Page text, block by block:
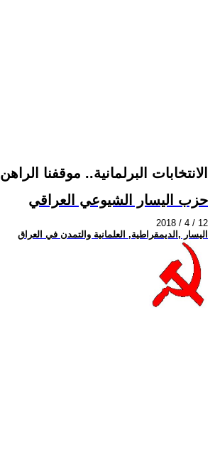
الانتخابات البرلمانية.. موقفنا الراهن
حزب اليسار الشيوعي العراقي
2018 / 4 / 12
اليسار ,الديمقراطية, العلمانية والتمدن في العراق